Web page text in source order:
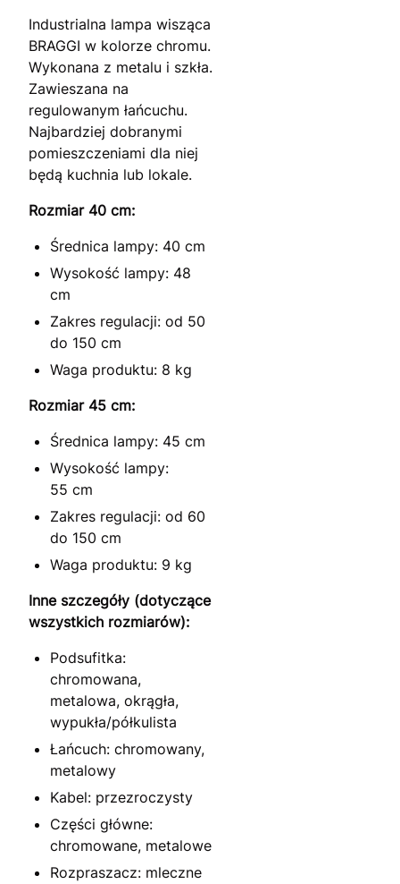
Industrialna lampa wisząca
BRAGGI w kolorze chromu.
Wykonana z metalu i szkła.
Zawieszana na
regulowanym łańcuchu.
Najbardziej dobranymi
pomieszczeniami dla niej
będą kuchnia lub lokale.
Rozmiar 40 cm:
Średnica lampy: 40 cm
Wysokość lampy: 48
cm
Zakres regulacji: od 50
do 150 cm
Waga produktu: 8 kg
Rozmiar 45 cm:
Średnica lampy: 45 cm
Wysokość lampy:
55 cm
Zakres regulacji: od 60
do 150 cm
Waga produktu: 9 kg
Inne szczegóły (dotyczące
wszystkich rozmiarów):
Podsufitka:
chromowana,
metalowa, okrągła,
wypukła/półkulista
Łańcuch: chromowany,
metalowy
Kabel: przezroczysty
Części główne:
chromowane, metalowe
Rozpraszacz: mleczne